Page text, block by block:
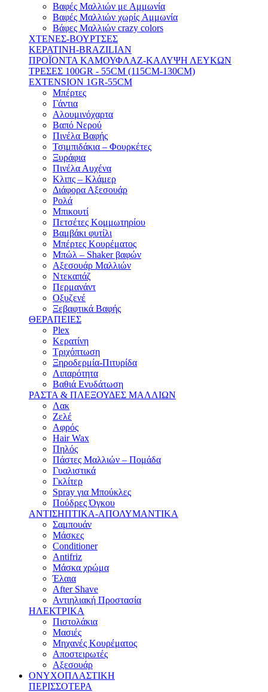
Βαφές Μαλλιών με Αμμωνία
Βαφές Μαλλιών χωρίς Aμμωνία
Βάφες Μαλλιών crazy colors
ΧΤΕΝΕΣ-ΒΟΥΡΤΣΕΣ
ΚΕΡΑΤΙΝΗ-BRAZILIAN
ΠΡΟΪΟΝΤΑ ΚΑΜΟΥΦΛΑΖ-ΚΑΛΥΨΗ ΛΕΥΚΩΝ
ΤΡΕΣΕΣ 100GR - 55CM (115CM-130CM)
EXTENSION 1GR-55CM
Μπέρτες
Γάντια
Αλουμινόχαρτα
Βαπό Νερού
Πινέλα Βαφής
Τσιμπιδάκια – Φουρκέτες
Ξυράφια
Πινέλα Αυχένα
Κλιπς – Κλάμερ
Διάφορα Αξεσουάρ
Ρολά
Μπικουτί
Πετσέτες Κομμωτηρίου
Βαμβάκι φυτίλι
Μπέρτες Κουρέματος
Μπώλ – Shaker βαφών
Αξεσουάρ Μαλλιών
Ντεκαπάζ
Περμανάντ
Οξυζενέ
Ξεβαφτικά Βαφής
ΘΕΡΑΠΕΙΕΣ
Plex
Κερατίνη
Τριχόπτωση
Ξηροδερμία-Πιτυρίδα
Λιπαρότητα
Βαθιά Ενυδάτωση
ΡΑΣΤΑ & ΠΛΕΞΟΥΔΕΣ ΜΑΛΛΙΩΝ
Λακ
Ζελέ
Αφρός
Hair Wax
Πηλός
Πάστες Μαλλιών – Πομάδα
Γυαλιστικά
Γκλίτερ
Spray για Μπούκλες
Πούδρες Όγκου
ΑΝΤΙΣΗΠΤΙΚΑ-ΑΠΟΛΥΜΑΝΤΙΚΑ
Σαμπουάν
Μάσκες
Conditioner
Antifriz
Μάσκα χρώμα
Έλαια
After Shave
Αντιηλιακή Προστασία
ΗΛΕΚΤΡΙΚΑ
Πιστολάκια
Μασιές
Μηχανές Κουρέματος
Αποστειρωτές
Αξεσουάρ
ΟΝΥΧΟΠΛΑΣΤΙΚΗ
ΠΕΡΙΣΣΟΤΕΡΑ